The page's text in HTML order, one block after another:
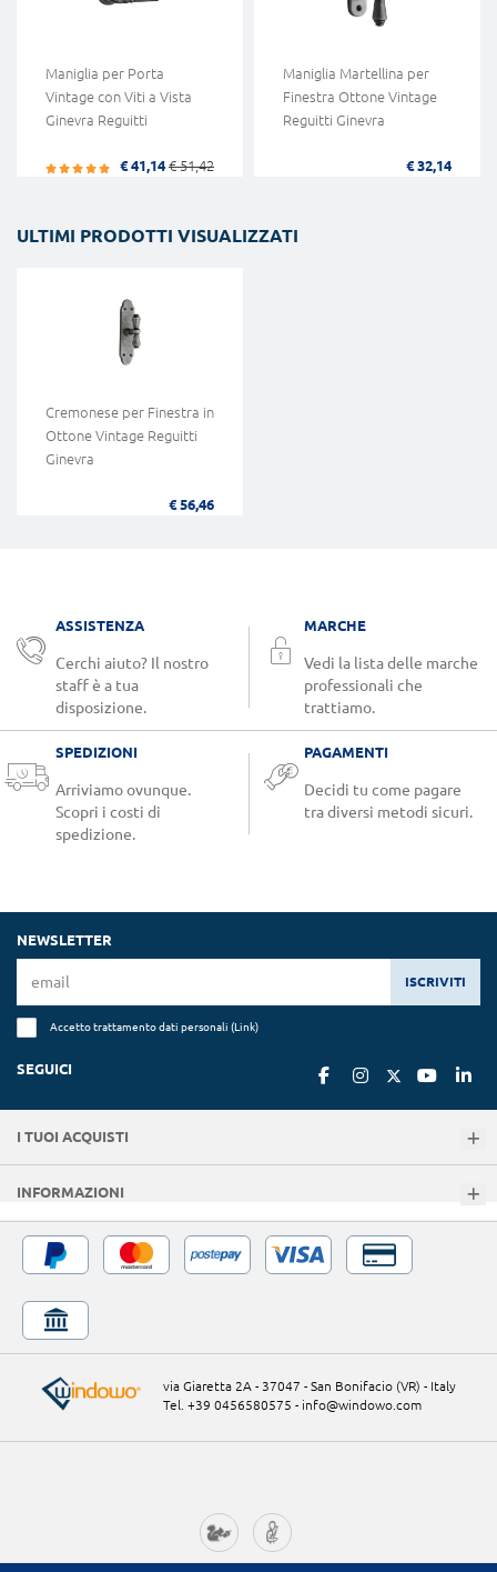
Maniglia per Porta
Vintage con Viti a Vista
Ginevra Reguitti
€ 41,14 € 51,42
Maniglia Martellina per
Finestra Ottone Vintage
Reguitti Ginevra
€ 32,14
ULTIMI PRODOTTI VISUALIZZATI
Cremonese per Finestra in
Ottone Vintage Reguitti
Ginevra
€ 56,46
ASSISTENZA
Cerchi aiuto? Il nostro
staff è a tua
disposizione.
MARCHE
Vedi la lista delle marche
professionali che
trattiamo.
SPEDIZIONI
Arriviamo ovunque.
Scopri i costi di
spedizione.
PAGAMENTI
Decidi tu come pagare
tra diversi metodi sicuri.
NEWSLETTER
ISCRIVITI
Accetto trattamento dati personali (Link)
SEGUICI
I TUOI ACQUISTI
INFORMAZIONI
via Giaretta 2A - 37047 - San Bonifacio (VR) - Italy
Tel. +39 0456580575 - info@windowo.com